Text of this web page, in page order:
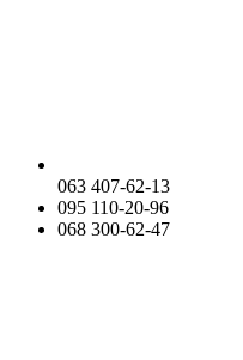
063 407-62-13
095 110-20-96
068 300-62-47